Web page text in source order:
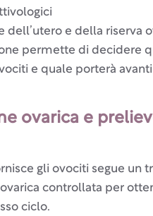
dell’utero e della riserva
permette di decidere
e quale porterà avanti
ovarica e
gli ovociti segue un
controllata per
ciclo.